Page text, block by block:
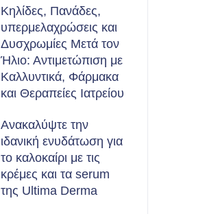
Κηλίδες, Πανάδες,
υπερμελαχρώσεις και
Δυσχρωμίες Μετά τον
Ήλιο: Αντιμετώπιση με
Καλλυντικά, Φάρμακα
και Θεραπείες Ιατρείου
Ανακαλύψτε την
ιδανική ενυδάτωση για
το καλοκαίρι με τις
κρέμες και τα serum
της Ultima Derma